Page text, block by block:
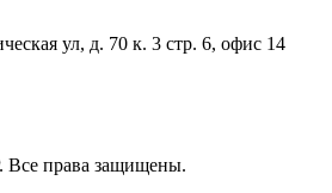
ул, д. 70 к. 3 стр. 6, офис 14
права защищены.